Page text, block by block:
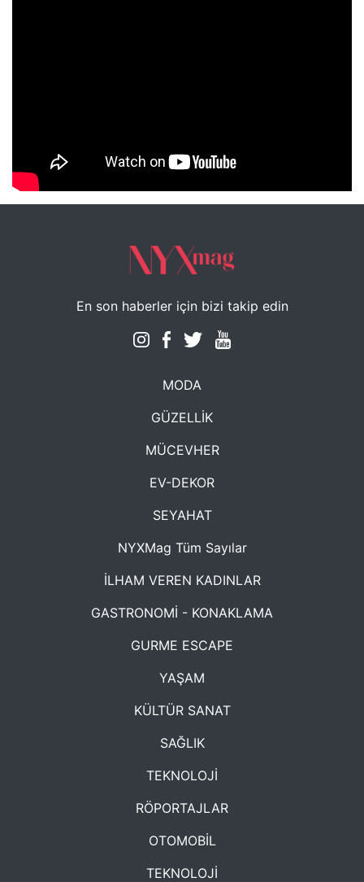
NYXmag 2. Yaş Kutlama Etkinliği
En son haberler için bizi takip edin
MODA
GÜZELLİK
MÜCEVHER
EV-DEKOR
SEYAHAT
NYXMag Tüm Sayılar
İLHAM VEREN KADINLAR
GASTRONOMİ - KONAKLAMA
GURME ESCAPE
YAŞAM
KÜLTÜR SANAT
SAĞLIK
TEKNOLOJİ
RÖPORTAJLAR
OTOMOBİL
TEKNOLOJİ